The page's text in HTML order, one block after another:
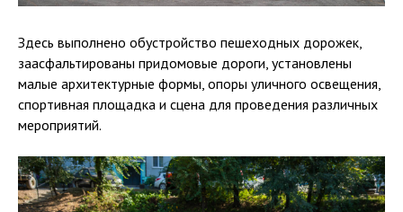
Здесь выполнено обустройство пешеходных дорожек,
заасфальтированы придомовые дороги, установлены
малые архитектурные формы, опоры уличного освещения,
спортивная площадка и сцена для проведения различных
мероприятий.